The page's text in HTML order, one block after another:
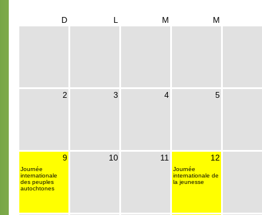
D L M M
2 3 4 5
9
Journée
internationale
des peuples
autochtones
10 11 12
Journée
internationale de
la jeunesse